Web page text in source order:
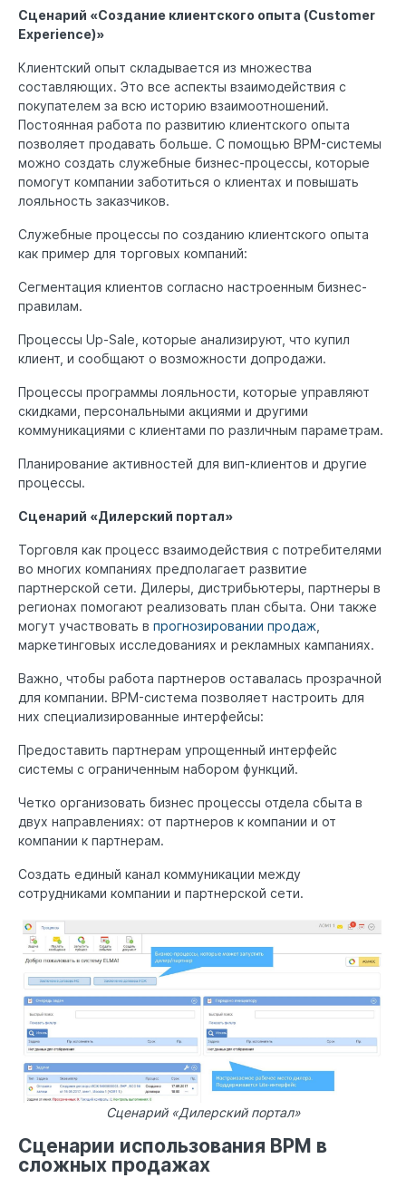
Сценарий «Создание клиентского опыта (Customer
Experience)»
Клиентский опыт складывается из множества
составляющих. Это все аспекты взаимодействия с
покупателем за всю историю взаимоотношений.
Постоянная работа по развитию клиентского опыта
позволяет продавать больше. С помощью BPM-системы
можно создать служебные бизнес-процессы, которые
помогут компании заботиться о клиентах и повышать
лояльность заказчиков.
Служебные процессы по созданию клиентского опыта
как пример для торговых компаний:
Сегментация клиентов согласно настроенным бизнес-
правилам.
Процессы Up-Sale, которые анализируют, что купил
клиент, и сообщают о возможности допродажи.
Процессы программы лояльности, которые управляют
скидками, персональными акциями и другими
коммуникациями с клиентами по различным параметрам.
Планирование активностей для вип-клиентов и другие
процессы.
Сценарий «Дилерский портал»
Торговля как процесс взаимодействия с потребителями
во многих компаниях предполагает развитие
партнерской сети. Дилеры, дистрибьютеры, партнеры в
регионах помогают реализовать план сбыта. Они также
могут участвовать в прогнозировании продаж
маркетинговых исследованиях и рекламных кампаниях.
Важно, чтобы работа партнеров оставалась прозрачной
для компании. BPM-система позволяет настроить для
них специализированные интерфейсы:
Предоставить партнерам упрощенный интерфейс
системы с ограниченным набором функций.
Четко организовать бизнес процессы отдела сбыта в
двух направлениях: от партнеров к компании и от
компании к партнерам.
Создать единый канал коммуникации между
сотрудниками компании и партнерской сети.
Сценарий «Дилерский портал»
Сценарии использования BPM в
сложных продажах